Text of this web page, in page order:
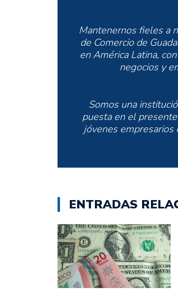
Mantenernos fieles a
de Comercio de
en América Latina,
negocios y
Somos una
puesta en el
jóvenes empresarios
ENTRADAS